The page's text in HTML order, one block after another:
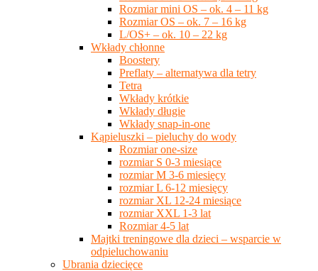
Rozmiar mini OS – ok. 4 – 11 kg
Rozmiar OS – ok. 7 – 16 kg
L/OS+ – ok. 10 – 22 kg
Wkłady chłonne
Boostery
Preflaty – alternatywa dla tetry
Tetra
Wkłady krótkie
Wkłady długie
Wkłady snap-in-one
Kąpieluszki – pieluchy do wody
Rozmiar one-size
rozmiar S 0-3 miesiące
rozmiar M 3-6 miesięcy
rozmiar L 6-12 miesięcy
rozmiar XL 12-24 miesiące
rozmiar XXL 1-3 lat
Rozmiar 4-5 lat
Majtki treningowe dla dzieci – wsparcie w
odpieluchowaniu
Ubrania dziecięce